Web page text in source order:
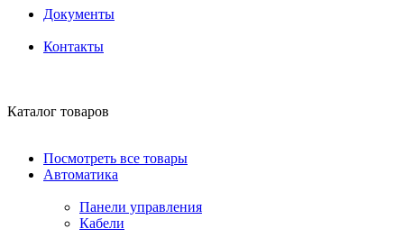
Документы
Контакты
Каталог товаров
Посмотреть все товары
Автоматика
Панели управления
Кабели